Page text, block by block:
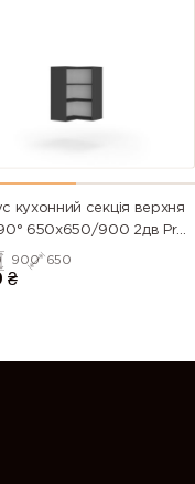
кухонний секцiя верхня
650х650/900 2дв Pro
900 650
₴